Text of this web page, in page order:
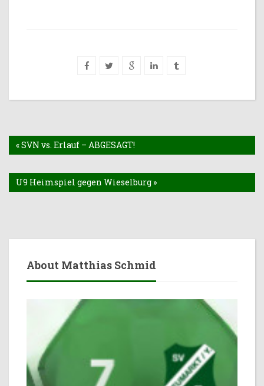
« SVN vs. Erlauf – ABGESAGT!
U9 Heimspiel gegen Wieselburg »
About Matthias Schmid